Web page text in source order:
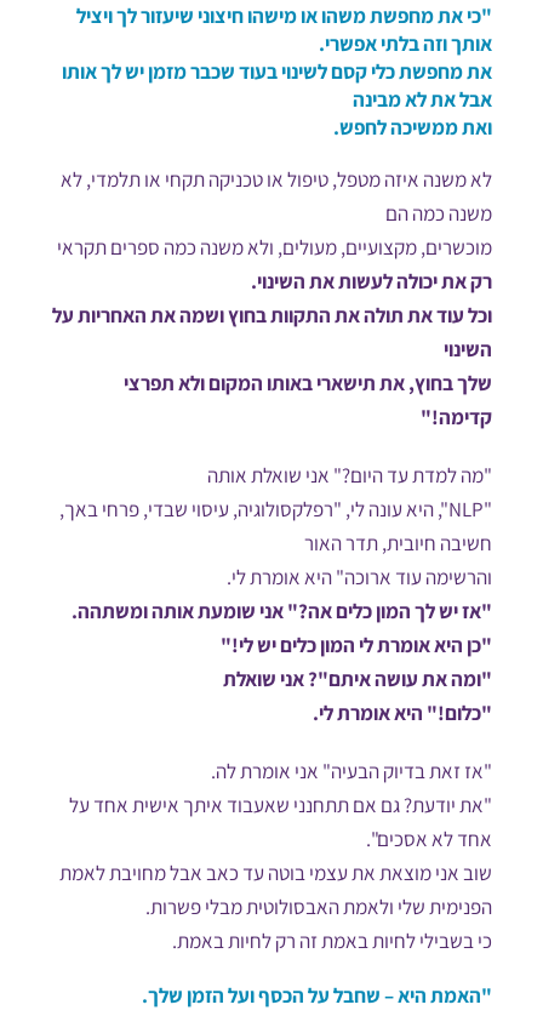
"כי את מחפשת משהו או מישהו חיצוני שיעזור לך ויציל
אותך וזה בלתי אפשרי.
את מחפשת כלי קסם לשינוי בעוד שכבר מזמן יש לך אותו
אבל את לא מבינה
ואת ממשיכה לחפש.
לא משנה איזה מטפל, טיפול או טכניקה תקחי או תלמדי, לא
משנה כמה הם
מוכשרים, מקצועיים, מעולים, ולא משנה כמה ספרים תקראי
רק את יכולה לעשות את השינוי.
וכל עוד את תולה את התקוות בחוץ ושמה את האחריות על
השינוי
שלך בחוץ, את תישארי באותו המקום ולא תפרצי
קדימה!"
"מה למדת עד היום?" אני שואלת אותה
"NLP", היא עונה לי, "רפלקסולוגיה, עיסוי שבדי, פרחי באך,
חשיבה חיובית, תדר האור
והרשימה עוד ארוכה" היא אומרת לי.
"אז יש לך המון כלים אה?" אני שומעת אותה ומשתהה.
"כן היא אומרת לי המון כלים יש לי!"
"ומה את עושה איתם"? אני שואלת
"כלום!" היא אומרת לי.
"אז זאת בדיוק הבעיה" אני אומרת לה.
"את יודעת? גם אם תתחנני שאעבוד איתך אישית אחד על
אחד לא אסכים".
שוב אני מוצאת את עצמי בוטה עד כאב אבל מחויבת לאמת
הפנימית שלי ולאמת האבסולוטית מבלי פשרות.
כי בשבילי לחיות באמת זה רק לחיות באמת.
"האמת היא – שחבל על הכסף ועל הזמן שלך.